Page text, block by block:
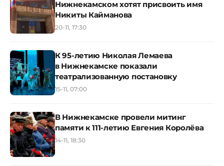
Нижнекамском хотят присвоить имя
Никиты Кайманова
20-11, 17:30
К 95-летию Николая Лемаева
в Нижнекамске показали
театрализованную постановку
15-11, 07:00
В Нижнекамске провели митинг
памяти к 111-летию Евгения Королёва
14-11, 18:30